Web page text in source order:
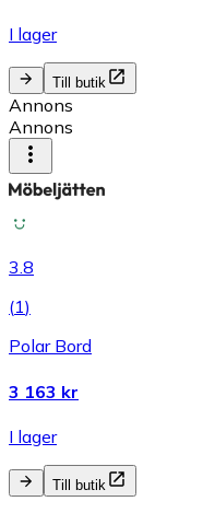
I lager
Till butik
Annons
Annons
3.8
(1)
Polar Bord
3 163 kr
I lager
Till butik